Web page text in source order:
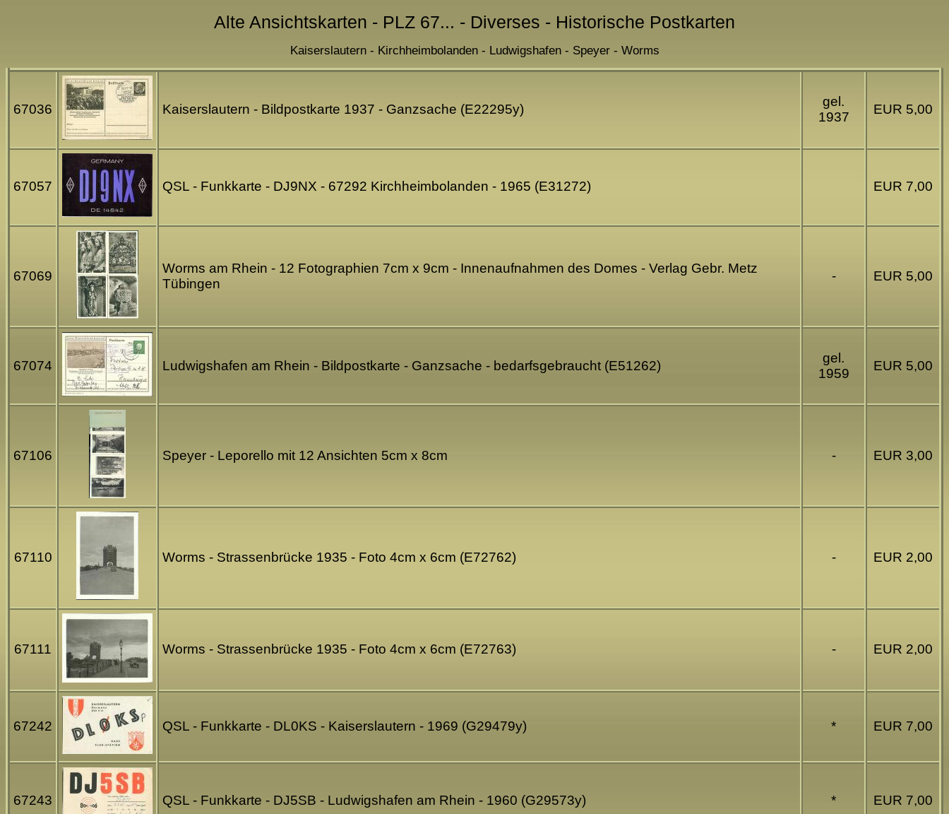
Alte Ansichtskarten - PLZ 67... - Diverses - Historische Postkarten
Kaiserslautern - Kirchheimbolanden - Ludwigshafen - Speyer - Worms
67036 Kaiserslautern - Bildpostkarte 1937 - Ganzsache (E22295y)
gel.
1937
EUR 5,00
67057 QSL - Funkkarte - DJ9NX - 67292 Kirchheimbolanden - 1965 (E31272) EUR 7,00
67069
Worms am Rhein - 12 Fotographien 7cm x 9cm - Innenaufnahmen des Domes - Verlag Gebr. Metz
Tübingen
- EUR 5,00
67074 Ludwigshafen am Rhein - Bildpostkarte - Ganzsache - bedarfsgebraucht (E51262)
gel.
1959
EUR 5,00
67106 Speyer - Leporello mit 12 Ansichten 5cm x 8cm - EUR 3,00
67110 Worms - Strassenbrücke 1935 - Foto 4cm x 6cm (E72762) - EUR 2,00
67111 Worms - Strassenbrücke 1935 - Foto 4cm x 6cm (E72763) - EUR 2,00
67242 QSL - Funkkarte - DL0KS - Kaiserslautern - 1969 (G29479y) * EUR 7,00
67243 QSL - Funkkarte - DJ5SB - Ludwigshafen am Rhein - 1960 (G29573y) * EUR 7,00